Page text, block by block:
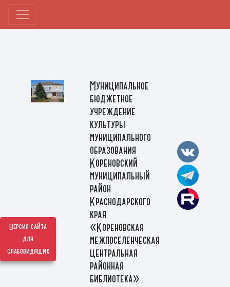
Версия сайта
для
слабовидящих
Муниципальное
бюджетное
учреждение
культуры
муниципального
образования
Кореновский
муниципальный
район
Краснодарского
края
«Кореновская
межпоселенческая
центральная
районная
библиотека»